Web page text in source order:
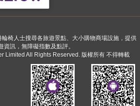
椅人士搜尋各旅遊景點、大小購物商場設施，提供
資訊，無障礙指數及點評。
Limited All Rights Reserved. 版權所有 不得轉載